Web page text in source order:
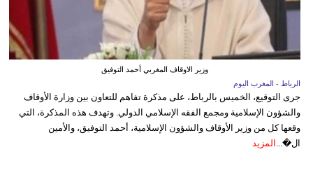
وزير الاوقاف المغربي أحمد التوفيق
الرباط - المغرب اليوم
جرى التوقيع، الخميس بالرباط، على مذكرة تفاهم للتعاون بين وزارة الأوقاف
والشؤون الإسلامية ومجمع الفقه الإسلامي الدولي. وتهدف هذه المذكرة، التي
وقعها كل من وزير الأوقاف والشؤون الإسلامية، أحمد التوفيق، والأمين
ال�... المزيد